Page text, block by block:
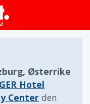
Østerrike
Hotel
Center den